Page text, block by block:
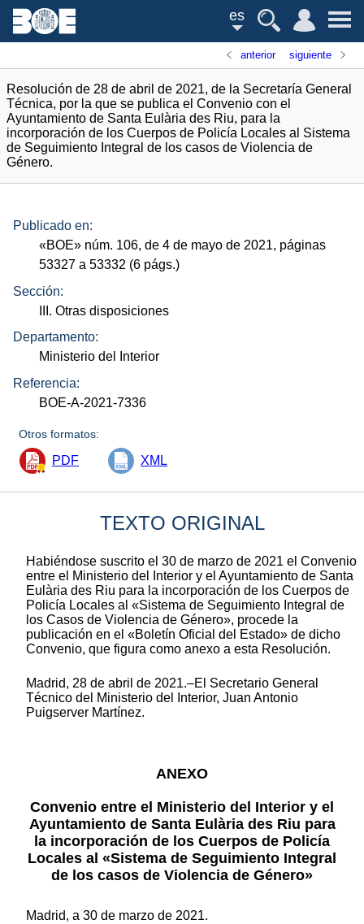
es
anterior siguiente
Resolución de 28 de abril de 2021, de la Secretaría General
Técnica, por la que se publica el Convenio con el
Ayuntamiento de Santa Eulària des Riu, para la
incorporación de los Cuerpos de Policía Locales al Sistema
de Seguimiento Integral de los casos de Violencia de
Género.
Publicado en:
«BOE» núm. 106, de 4 de mayo de 2021, páginas
53327 a 53332 (6 págs.)
Sección:
III. Otras disposiciones
Departamento:
Ministerio del Interior
Referencia:
BOE-A-2021-7336
Otros formatos:
PDF XML
TEXTO ORIGINAL
Habiéndose suscrito el 30 de marzo de 2021 el Convenio
entre el Ministerio del Interior y el Ayuntamiento de Santa
Eulària des Riu para la incorporación de los Cuerpos de
Policía Locales al «Sistema de Seguimiento Integral de
los Casos de Violencia de Género», procede la
publicación en el «Boletín Oficial del Estado» de dicho
Convenio, que figura como anexo a esta Resolución.
Madrid, 28 de abril de 2021.–El Secretario General
Técnico del Ministerio del Interior, Juan Antonio
Puigserver Martínez.
ANEXO
Convenio entre el Ministerio del Interior y el
Ayuntamiento de Santa Eulària des Riu para
la incorporación de los Cuerpos de Policía
Locales al «Sistema de Seguimiento Integral
de los casos de Violencia de Género»
Madrid, a 30 de marzo de 2021.